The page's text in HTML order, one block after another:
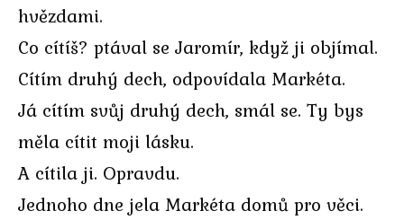
hvězdami.
Co cítíš? ptával se Jaromír, když ji objímal.
Cítím druhý dech, odpovídala Markéta.
Já cítím svůj druhý dech, smál se. Ty bys
měla cítit moji lásku.
A cítila ji. Opravdu.
Jednoho dne jela Markéta domů pro věci.